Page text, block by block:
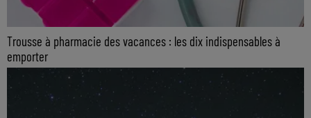
Trousse à pharmacie des vacances : les dix indispensables à
emporter